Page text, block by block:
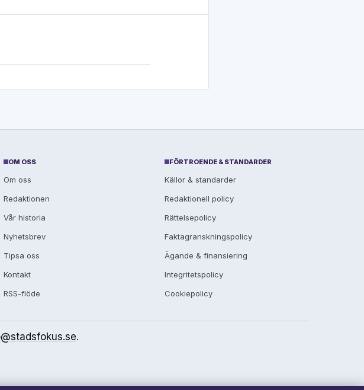
OM OSS
Om oss
Redaktionen
Vår historia
Nyhetsbrev
Tipsa oss
Kontakt
RSS-flöde
FÖRTROENDE & STANDARDER
Källor & standarder
Redaktionell policy
Rättelsepolicy
Faktagranskningspolicy
Ägande & finansiering
Integritetspolicy
Cookiepolicy
.